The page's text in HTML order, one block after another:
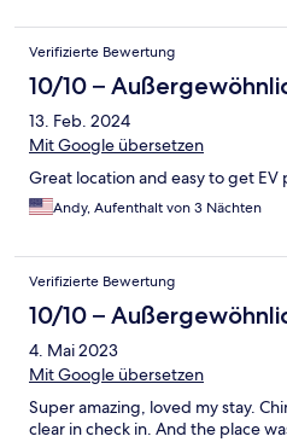
Verifizierte Bewertung
10/10 –
13. Feb. 2024
Mit Google übersetzen
Great location and easy to get
Andy, Aufenthalt von 3 Nächten
Verifizierte Bewertung
10/10 –
4. Mai 2023
Mit Google übersetzen
Super amazing, loved my stay.
clear in check in. And the place